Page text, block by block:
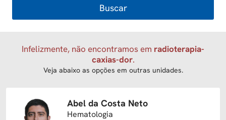
Buscar
Infelizmente, não encontramos em radioterapia-
caxias-dor.
Veja abaixo as opções em outras unidades.
Abel da Costa Neto
Hematologia